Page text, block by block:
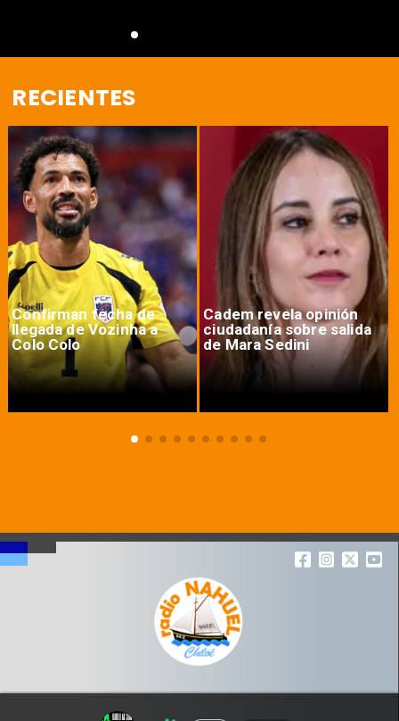
RECIENTES
Confirman fecha de
llegada de Vozinha a
Colo Colo
Cadem revela opinión
ciudadanía sobre salida
de Mara Sedini